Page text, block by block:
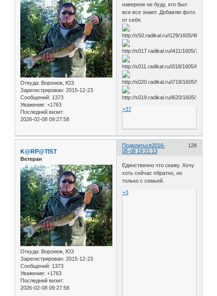
Откуда: Воронеж, ЮЗ
Зарегистрирован: 2015-12-23
Сообщений: 1373
Уважение: +1763
Последний визит:
2026-02-08 09:27:58
наверное не буду, кто был
все все знают. Добавлю фото
от себя.
+37
Поделиться 128
2016-
05-08 19:21:13
K@RP@TIST
Ветеран
Откуда: Воронеж, ЮЗ
Зарегистрирован: 2015-12-23
Сообщений: 1373
Уважение: +1763
Последний визит:
2026-02-08 09:27:58
Единственно что скажу. Хочу
хоть сейчас обратно, но
только с семьей.
+3